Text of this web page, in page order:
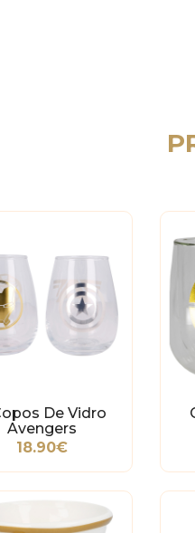
De Vidro
Avengers
18.90€